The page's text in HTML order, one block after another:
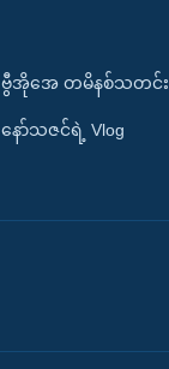
ဗွီအိုအေ တမိနစ်သတင်း
နော်သဇင်ရဲ့ Vlog